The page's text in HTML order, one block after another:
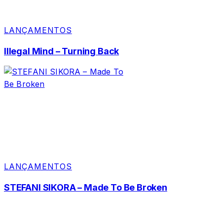
LANÇAMENTOS
Illegal Mind – Turning Back
LANÇAMENTOS
STEFANI SIKORA – Made To Be Broken